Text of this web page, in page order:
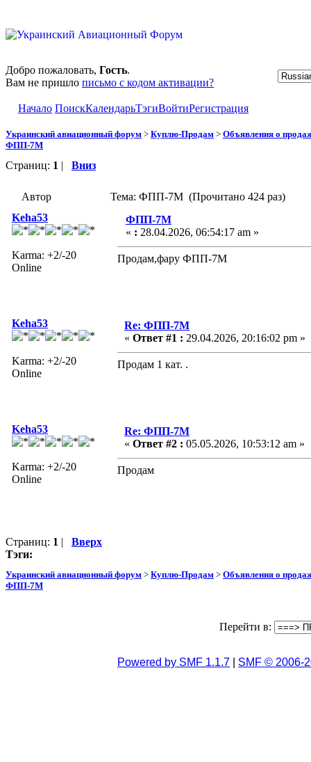
Добро пожаловать, Гость.
Вам не пришло письмо с кодом активации?
Начало ПоискКалендарьТэгиВойтиРегистрация
Украинский авиационный форум > Куплю-Продам > Объявления о
ФПП-7М
Страниц: 1 | Вниз
Автор
Тема: ФПП-7М (Прочитано 424 раз)
Keha53
Karma: +2/-20
Online
ФПП-7М
« : 28.04.2026, 06:54:17 am »
Продам,фару ФПП-7М
Keha53
Karma: +2/-20
Online
Re: ФПП-7М
« Ответ #1 : 29.04.2026, 20:16:02 pm »
Продам 1 кат. .
Keha53
Karma: +2/-20
Online
Re: ФПП-7М
« Ответ #2 : 05.05.2026, 10:53:12 am »
Продам
Страниц: 1 | Вверх
Тэги:
Украинский авиационный форум > Куплю-Продам > Объявления о
ФПП-7М
Перейти в:
Powered by SMF 1.1.7 SMF © 2006-